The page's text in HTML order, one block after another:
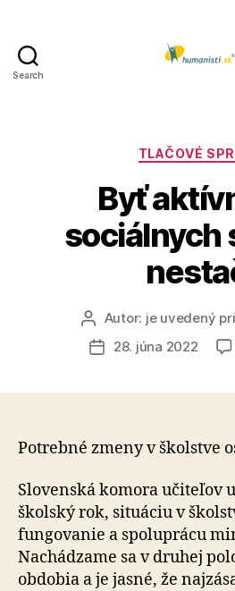
Search
TLAČOVÉ
Byť
sociálnych
Autor
článku
Autor: je uvedený
Dátum
28. júna 2022
Potrebné zmeny v školstve
Slovenská komora učiteľov
školský rok, situáciu v
fungovanie a spoluprácu
Nachádzame sa v druhej
obdobia a je jasné, že